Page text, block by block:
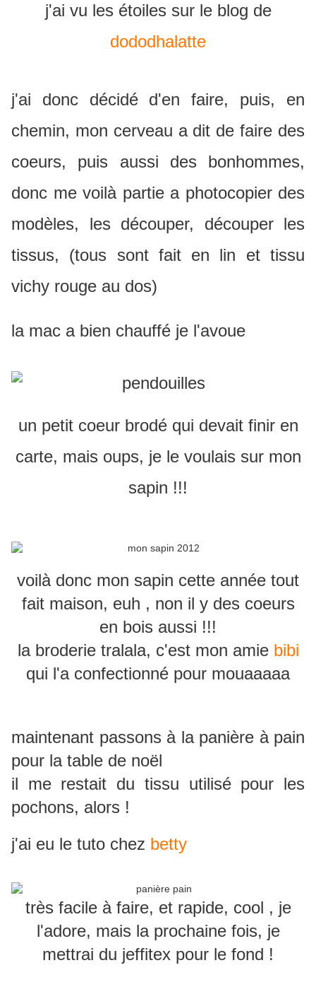
j'ai vu les étoiles sur le blog de
dododhalatte
j'ai donc décidé d'en faire, puis, en
chemin, mon cerveau a dit de faire des
coeurs, puis aussi des bonhommes,
donc me voilà partie a photocopier des
modèles, les découper, découper les
tissus, (tous sont fait en lin et tissu
vichy rouge au dos)
la mac a bien chauffé je l'avoue
un petit coeur brodé qui devait finir en
carte, mais oups, je le voulais sur mon
sapin !!!
voilà donc mon sapin cette année tout
fait maison, euh , non il y des coeurs
en bois aussi !!!
la broderie tralala, c'est mon amie bibi
qui l'a confectionné pour mouaaaaa
maintenant passons à la panière à pain
pour la table de noël
il me restait du tissu utilisé pour les
pochons, alors !
j'ai eu le tuto chez betty
très facile à faire, et rapide, cool , je
l'adore, mais la prochaine fois, je
mettrai du jeffitex pour le fond !